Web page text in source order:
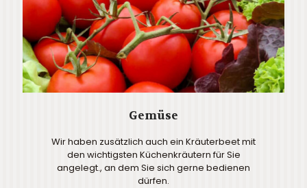
Gemüse
Wir haben zusätzlich auch ein Kräuterbeet mit
den wichtigsten Küchenkräutern für Sie
angelegt., an dem Sie sich gerne bedienen
dürfen.